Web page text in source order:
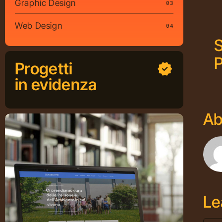
Graphic Design 03
Web Design 04
Progetti
in evidenza